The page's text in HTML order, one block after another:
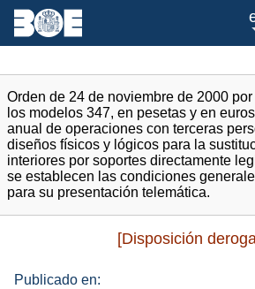
Orden de 24 de noviembre de 2000
los modelos 347, en pesetas y en
anual de operaciones con terceras
diseños físicos y lógicos para la
interiores por soportes directamente
se establecen las condiciones
para su presentación telemática.
[Disposición
Publicado en: